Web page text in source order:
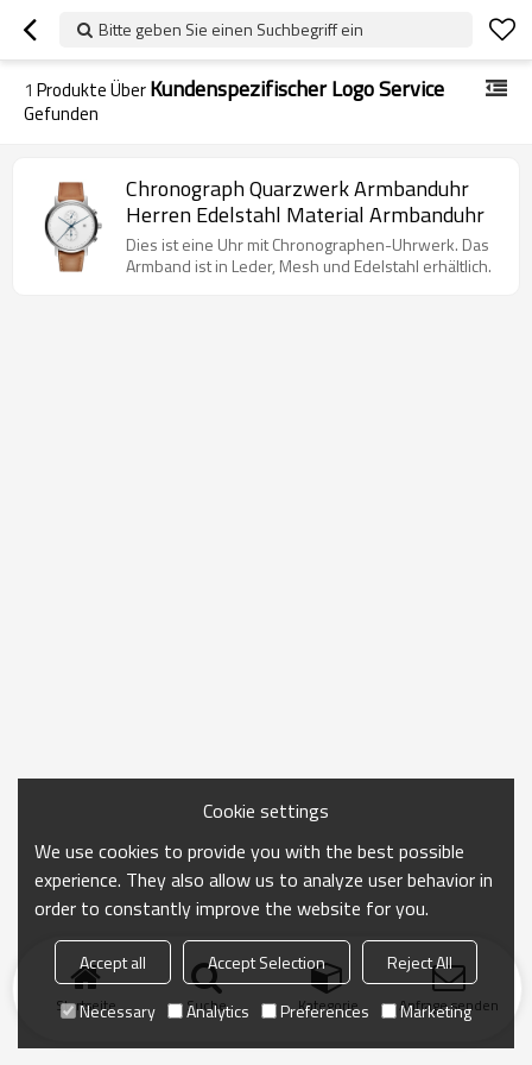
Bitte geben Sie einen Suchbegriff ein
1 Produkte ÜberKundenspezifischer Logo Service
Gefunden
Chronograph Quarzwerk Armbanduhr
Herren Edelstahl Material Armbanduhr
Dies ist eine Uhr mit Chronographen-Uhrwerk. Das
Armband ist in Leder, Mesh und Edelstahl erhältlich.
Startseite Suche Kategorie Anfrage senden
Cookie settings
We use cookies to provide you with the best possible
experience. They also allow us to analyze user behavior in
order to constantly improve the website for you.
Accept all Accept Selection
Reject All
Necessary
Analytics Preferences Marketing